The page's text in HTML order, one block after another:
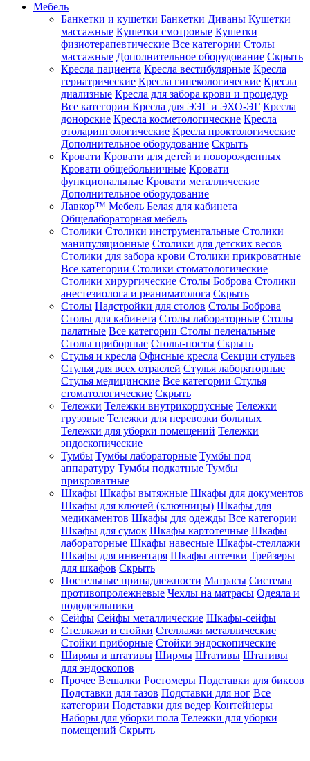
Мебель
Банкетки и кушетки Банкетки Диваны Кушетки
массажные Кушетки смотровые Кушетки
физиотерапевтические Все категории Столы
массажные Дополнительное оборудование Скрыть
Кресла пациента Кресла вестибулярные Кресла
гериатрические Кресла гинекологические Кресла
диализные Кресла для забора крови и процедур
Все категории Кресла для ЭЭГ и ЭХО-ЭГ Кресла
донорские Кресла косметологические Кресла
отоларингологические Кресла проктологические
Дополнительное оборудование Скрыть
Кровати Кровати для детей и новорожденных
Кровати общебольничные Кровати
функциональные Кровати металлические
Дополнительное оборудование
Лавкор™ Мебель Белая для кабинета
Общелабораторная мебель
Столики Столики инструментальные Столики
манипуляционные Столики для детских весов
Столики для забора крови Столики прикроватные
Все категории Столики стоматологические
Столики хирургические Столы Боброва Столики
анестезиолога и реаниматолога Скрыть
Столы Надстройки для столов Столы Боброва
Столы для кабинета Столы лабораторные Столы
палатные Все категории Столы пеленальные
Столы приборные Столы-посты Скрыть
Стулья и кресла Офисные кресла Секции стульев
Стулья для всех отраслей Стулья лабораторные
Стулья медицинские Все категории Стулья
стоматологические Скрыть
Тележки Тележки внутрикорпусные Тележки
грузовые Тележки для перевозки больных
Тележки для уборки помещений Тележки
эндоскопические
Тумбы Тумбы лабораторные Тумбы под
аппаратуру Тумбы подкатные Тумбы
прикроватные
Шкафы Шкафы вытяжные Шкафы для документов
Шкафы для ключей (ключницы) Шкафы для
медикаментов Шкафы для одежды Все категории
Шкафы для сумок Шкафы картотечные Шкафы
лабораторные Шкафы навесные Шкафы-стеллажи
Шкафы для инвентаря Шкафы аптечки Трейзеры
для шкафов Скрыть
Постельные принадлежности Матрасы Системы
противопролежневые Чехлы на матрасы Одеяла и
пододеяльники
Сейфы Сейфы металлические Шкафы-сейфы
Стеллажи и стойки Стеллажи металлические
Стойки приборные Стойки эндоскопические
Ширмы и штативы Ширмы Штативы Штативы
для эндоскопов
Прочее Вешалки Ростомеры Подставки для биксов
Подставки для тазов Подставки для ног Все
категории Подставки для ведер Контейнеры
Наборы для уборки пола Тележки для уборки
помещений Скрыть